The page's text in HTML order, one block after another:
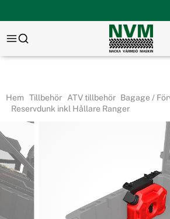
Hem Tillbehör ATV tillbehör Bagage /
Reservdunk inkl Hållare Ranger